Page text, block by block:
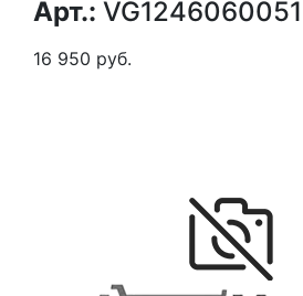
Арт.: VG1246060051
16 950 руб.